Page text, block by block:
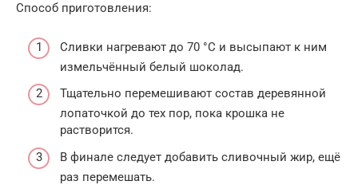
Способ приготовления:
Сливки нагревают до 70 °С и высыпают к ним
измельчённый белый шоколад.
Тщательно перемешивают состав деревянной
лопаточкой до тех пор, пока крошка не
растворится.
В финале следует добавить сливочный жир, ещё
раз перемешать.